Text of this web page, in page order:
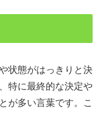
状態がはっきりと決
特に最終的な決定や
が多い言葉です。こ